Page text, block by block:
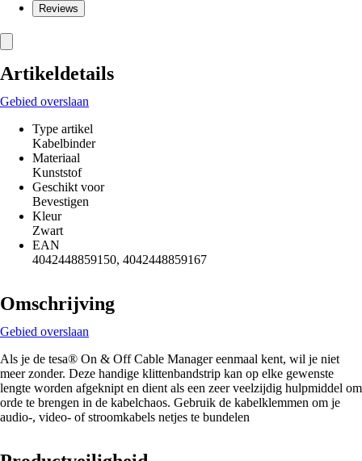
Reviews
Artikeldetails
Gebied overslaan
Type artikel
Kabelbinder
Materiaal
Kunststof
Geschikt voor
Bevestigen
Kleur
Zwart
EAN
4042448859150, 4042448859167
Omschrijving
Gebied overslaan
Als je de tesa® On & Off Cable Manager eenmaal kent, wil je niet
meer zonder. Deze handige klittenbandstrip kan op elke gewenste
lengte worden afgeknipt en dient als een zeer veelzijdig hulpmiddel om
orde te brengen in de kabelchaos. Gebruik de kabelklemmen om je
audio-, video- of stroomkabels netjes te bundelen